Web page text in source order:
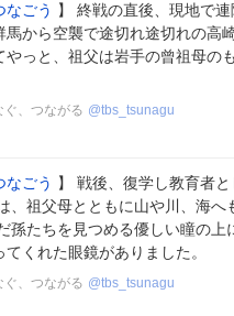
なごう 】 終戦の直後、現地で
から空襲で途切れ途切れの高
っと、祖父は岩手の曾祖母の
、つながる @tbs_tsunagu
なごう 】 戦後、復学し教育者
、祖父母とともに山や川、海へ
孫たちを見つめる優しい瞳の上
くれた眼鏡がありました。
、つながる @tbs_tsunagu